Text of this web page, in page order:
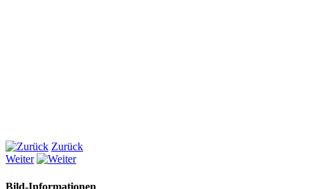
Zurück
Weiter
Bild-Informationen